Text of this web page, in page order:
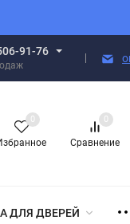
91-76
0
Сравнение
0
ДЛЯ ДВЕРЕЙ